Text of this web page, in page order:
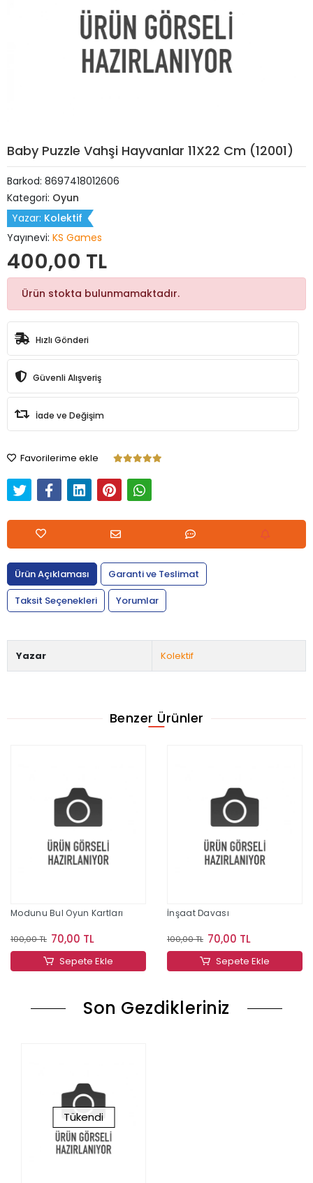
Baby Puzzle Vahşi Hayvanlar 11X22 Cm (12001)
Barkod: 8697418012606
Kategori: Oyun
Yazar: Kolektif
Yayınevi: KS Games
400,00 TL
Ürün stokta bulunmamaktadır.
Hızlı Gönderi
Güvenli Alışveriş
İade ve Değişim
Favorilerime ekle
Ürün Açıklaması
Garanti ve Teslimat
Taksit Seçenekleri
Yorumlar
Yazar Kolektif
Benzer Ürünler
Modunu Bul Oyun Kartları
100,00 TL 70,00 TL
Sepete Ekle
İnşaat Davası
100,00 TL 70,00 TL
Sepete Ekle
Son Gezdikleriniz
Tükendi